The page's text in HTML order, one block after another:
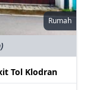
Rumah
Tol Klodran